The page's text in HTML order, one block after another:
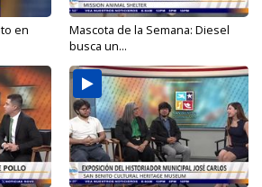
en
Mascota de la Semana: Diesel
busca un...